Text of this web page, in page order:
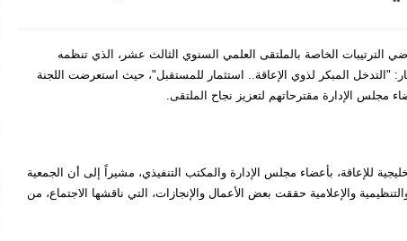
الترتيبات الخاصة بالملتقى العلمي السنوي الثالث عشر، الذي تنظمه
من 2 ـ 4 أبريل المقبل، تحت شعار: "التدخل المبكر لذوي الإعاقة.. استثمار للمستقبل"، حيث استعرضت اللجنة
مجلس الإدارة مقترحاتهم لتعزيز نجاح الملتقى.
للإعاقة، بأعضاء مجلس الإدارة والمكتب التنفيذي، مشيراً إلى أن الجمعية
والإعلامية حققت بعض الأعمال والإنجازات، التي ناقشها الاجتماع، من